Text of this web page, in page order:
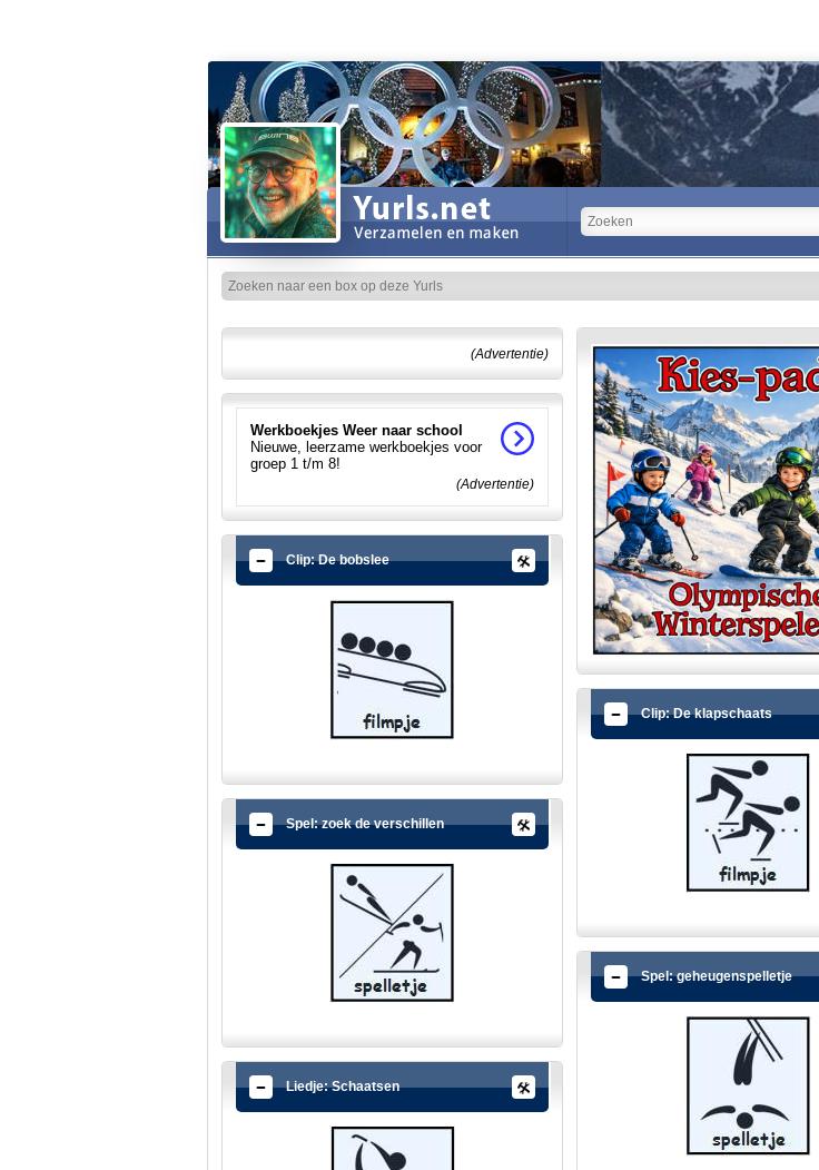
(Advertentie)
Werkboekjes Weer naar school
Nieuwe, leerzame werkboekjes voor
groep 1 t/m 8!
(Advertentie)
Clip: De bobslee
Spel: zoek de verschillen
Liedje: Schaatsen
Clip: De klapschaats
Spel: geheugenspelletje